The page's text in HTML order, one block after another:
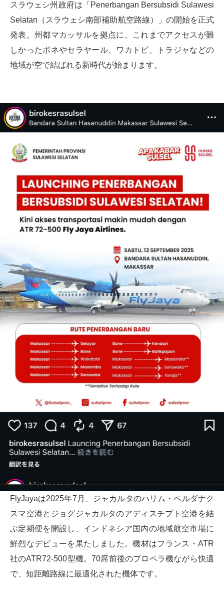
スラウェシ州政府は「Penerbangan Bersubsidi Sulawesi
Selatan（スラウェシ南部補助航空路線）」の開始を正式
発表。州都マカッサルを拠点に、これまでアクセスが難
しかったボネやセラヤール、ワカトビ、トラジャなどの
地域が空で結ばれる新時代が始まります。
FlyJayaは2025年7月、ジャカルタのハリム・ペルダナク
スマ空港とジョグジャカルタのアディスチプト空港を結
ぶ定期便を開設し、インドネシア国内の地域航空市場に
鮮烈なデビューを果たしました。機材はフランス・ATR
社のATR72-500型機。70席前後のプロペラ機ながら快適
で、短距離路線に最適化された機体です。